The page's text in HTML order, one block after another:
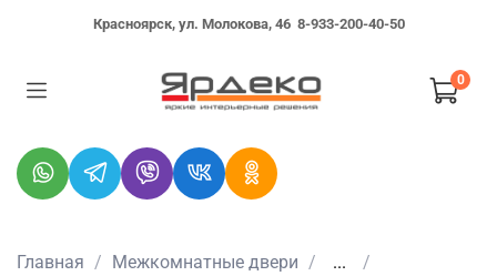
Красноярск, ул. Молокова, 46 8-933-200-40-50
0
Главная Межкомнатные двери
...